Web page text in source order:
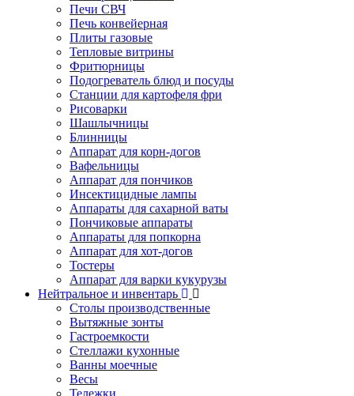
Печи СВЧ
Печь конвейерная
Плиты газовые
Тепловые витрины
Фритюрницы
Подогреватель блюд и посуды
Станции для картофеля фри
Рисоварки
Шашлычницы
Блинницы
Аппарат для корн-догов
Вафельницы
Аппарат для пончиков
Инсектицидные лампы
Аппараты для сахарной ваты
Пончиковые аппараты
Аппараты для попкорна
Аппарат для хот-догов
Тостеры
Аппарат для варки кукурузы
Нейтральное и инвентарь
Столы производственные
Вытяжные зонты
Гастроемкости
Стеллажи кухонные
Ванны моечные
Весы
Тележки